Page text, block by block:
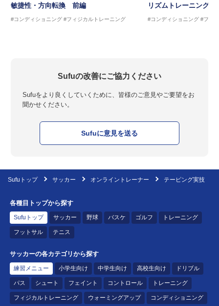
敏捷性・方向転換 前編
#コンディショニング #フィジカルトレーニング
リズムトレーニング
#コンディショニング #フィ
Sufuの改善にご協力ください
Sufuをより良くしていくために、皆様のご意見やご要望をお
聞かせください。
Sufuに意見を送る
Sufuトップ サッカー オンライントレーナー テーピング実技
各種目トップから探す
Sufuトップ サッカー 野球 バスケ ゴルフ トレーニング
フットサル テニス
サッカーの各カテゴリから探す
練習メニュー 小学生向け 中学生向け 高校生向け ドリブル
パス シュート フェイント コントロール トレーニング
フィジカルトレーニング ウォーミングアップ コンディショニング